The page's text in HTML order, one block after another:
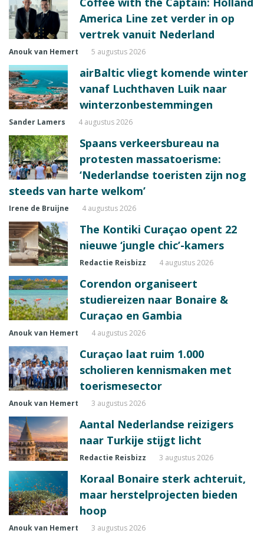
America Line zet verder in op
vertrek vanuit Nederland
Anouk van Hemert 5 augustus 2026
airBaltic vliegt komende winter
vanaf Luchthaven Luik naar
winterzonbestemmingen
Sander Lamers 4 augustus 2026
Spaans verkeersbureau na
protesten massatoerisme:
‘Nederlandse toeristen zijn nog
steeds van harte welkom’
Irene de Bruijne 4 augustus 2026
The Kontiki Curaçao opent 22
nieuwe ‘jungle chic’-kamers
Redactie Reisbizz 4 augustus 2026
Corendon organiseert
studiereizen naar Bonaire &
Curaçao en Gambia
Anouk van Hemert 4 augustus 2026
Curaçao laat ruim 1.000
scholieren kennismaken met
toerismesector
Anouk van Hemert 3 augustus 2026
Aantal Nederlandse reizigers
naar Turkije stijgt licht
Redactie Reisbizz 3 augustus 2026
Koraal Bonaire sterk achteruit,
maar herstelprojecten bieden
hoop
Anouk van Hemert 3 augustus 2026